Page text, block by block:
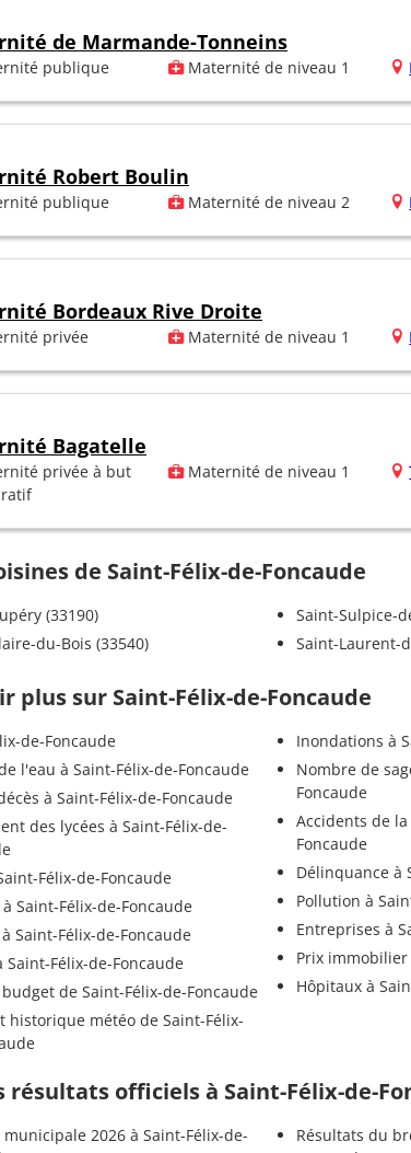
de Marmande-Tonneins
publique Maternité de niveau 1
Robert Boulin
publique Maternité de niveau 2
Bordeaux Rive Droite
privée Maternité de niveau 1
Bagatelle
privée à but
Maternité de niveau 1
de Saint-Félix-de-Foncaude
(33190)
du-Bois (33540)
Saint-Sulpice-
Saint-Laurent-
plus sur Saint-Félix-de-Foncaude
de-Foncaude
l'eau à Saint-Félix-de-Foncaude
à Saint-Félix-de-Foncaude
des lycées à Saint-Félix-de-
Félix-de-Foncaude
à Saint-Félix-de-Foncaude
Saint-Félix-de-Foncaude
Saint-Félix-de-Foncaude
de Saint-Félix-de-Foncaude
historique météo de Saint-Félix-
Inondations à
Nombre de
Foncaude
Accidents de
Foncaude
Délinquance à
Pollution à
Entreprises à
Prix immobilier
Hôpitaux à
résultats officiels à Saint-Félix-de-
municipale 2026 à Saint-Félix-de-
Résultats du